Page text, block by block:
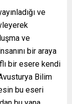
ve
ve
bir araya
bir esere kendi
Bilim
bu eseri